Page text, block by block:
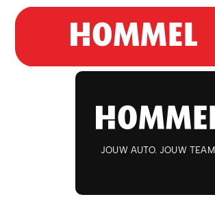
JOUW AUTO. JOUW TEAM.